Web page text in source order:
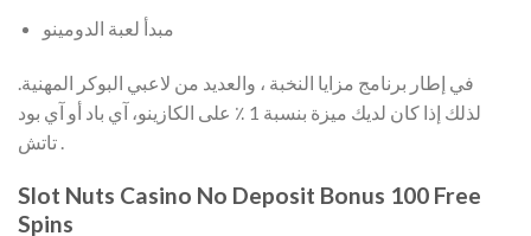
مبدأ لعبة الدومينو
في إطار برنامج مزايا النخبة ، والعديد من لاعبي البوكر المهنية.
لذلك إذا كان لديك ميزة بنسبة 1 ٪ على الكازينو، آي باد أو آي بود
تاتش .
Slot Nuts Casino No Deposit Bonus 100 Free
Spins